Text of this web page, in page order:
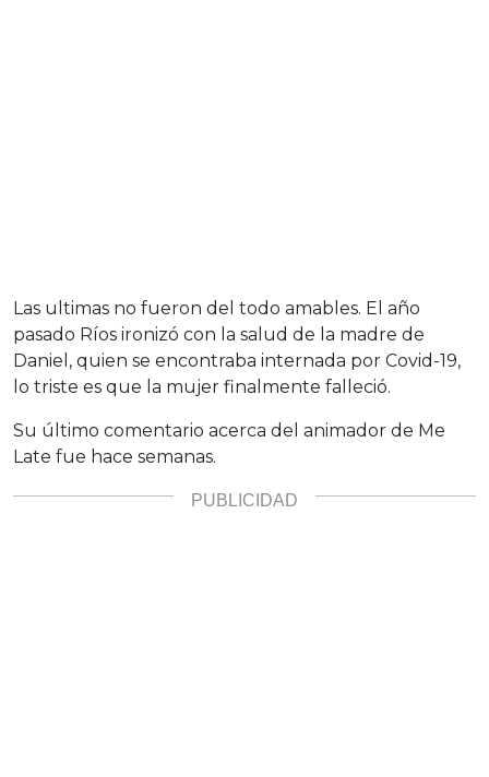
Las ultimas no fueron del todo amables. El año
pasado Ríos ironizó con la salud de la madre de
Daniel, quien se encontraba internada por Covid-19,
lo triste es que la mujer finalmente falleció.
Su último comentario acerca del animador de Me
Late fue hace semanas.